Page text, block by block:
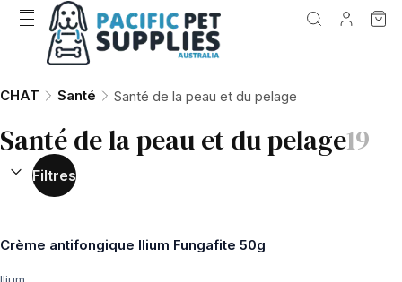
CHAT Santé Santé de la peau et du pelage
Santé de la peau et du pelage19
TRIER PAR : facultatif
Filtres
Crème antifongique Ilium Fungafite 50g